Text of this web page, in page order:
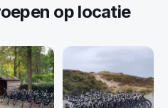
op locatie